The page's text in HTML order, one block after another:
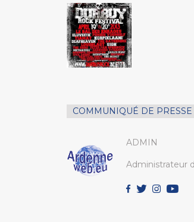
COMMUNIQUÉ DE PRESSE
ADMIN
Administrateur